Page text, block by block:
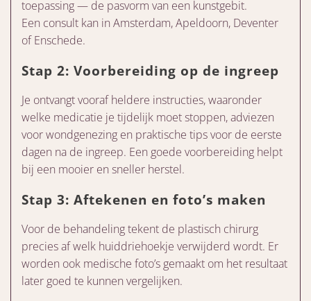
toepassing — de pasvorm van een kunstgebit.
Een consult kan in Amsterdam, Apeldoorn, Deventer
of Enschede.
Stap 2: Voorbereiding op de ingreep
Je ontvangt vooraf heldere instructies, waaronder
welke medicatie je tijdelijk moet stoppen, adviezen
voor wondgenezing en praktische tips voor de eerste
dagen na de ingreep. Een goede voorbereiding helpt
bij een mooier en sneller herstel.
Stap 3: Aftekenen en foto’s maken
Voor de behandeling tekent de plastisch chirurg
precies af welk huiddriehoekje verwijderd wordt. Er
worden ook medische foto’s gemaakt om het resultaat
later goed te kunnen vergelijken.